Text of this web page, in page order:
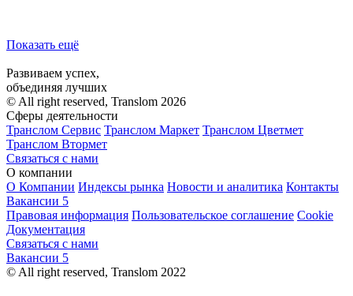
Показать ещё
Развиваем успех,
объединяя лучших
© All right reserved, Translom 2026
Сферы деятельности
Транслом Сервис Транслом Маркет Транслом Цветмет
Транслом Втормет
Связаться с нами
О компании
О Компании Индексы рынка Новости и аналитика Контакты
Вакансии 5
Правовая информация Пользовательское соглашение Cookie
Документация
Связаться с нами
Вакансии 5
© All right reserved, Translom 2022